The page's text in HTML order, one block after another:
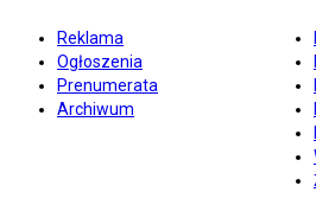
Reklama
Ogłoszenia
Prenumerata
Archiwum